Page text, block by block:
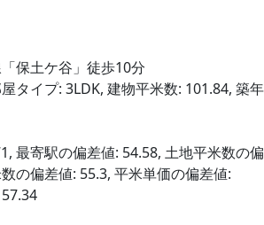
保土ケ谷」徒歩10分
タイプ: 3LDK, 建物平米数: 101.84, 築年
最寄駅の偏差値: 54.58, 土地平米数の偏
の偏差値: 55.3, 平米単価の偏差値: